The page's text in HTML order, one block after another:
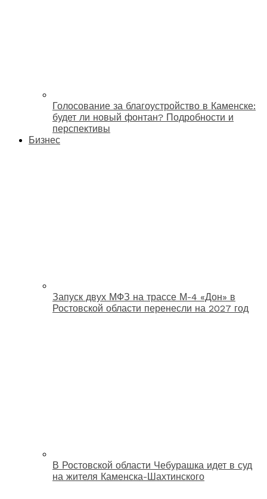
Голосование за благоустройство в Каменске:
будет ли новый фонтан? Подробности и
перспективы
Бизнес
Запуск двух МФЗ на трассе М-4 «Дон» в
Ростовской области перенесли на 2027 год
В Ростовской области Чебурашка идет в суд
на жителя Каменска-Шахтинского